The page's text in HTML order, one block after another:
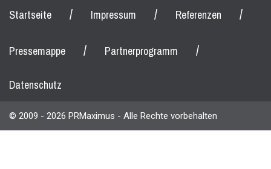
Startseite / Impressum / Referenzen /
Pressemappe / Partnerprogramm /
Datenschutz
© 2009 - 2026 PRMaximus - Alle Rechte vorbehalten